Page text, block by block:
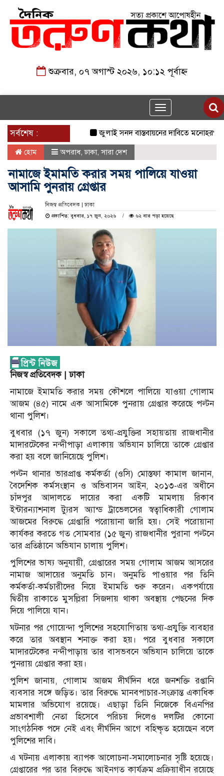
শুক্রবার, ০৭ অগাস্ট ২০২৬, ১০:১২ পূর্বাহ্ন
Toggle
navigation
সর্বশেষ :
জুলাই সনদ বাস্তবায়নের দাবিতে মনোহরগঞ্জে
হোম অপরাধ,ঢাকা,সারা দেশ
নামাজে ইমামতি করার সময় পালিয়ে যাওয়া
আসামি পুনরায় গ্রেপ্তার
নিজস্ব প্রতিবেদক | ঢাকা
প্রকাশিত: বুধবার, ১৭ জুন, ২০২৬
৬২ বার পড়া হয়েছে
নিজস্ব প্রতিবেদক | ঢাকা
নামাজে ইমামতি করার সময় কৌশলে পালিয়ে যাওয়া গোলাম
আজম (৪৫) নামে এক আসামিকে পুনরায় গ্রেপ্তার করেছে পল্টন
থানা পুলিশ।
বুধবার (১৭ জুন) সকালে তথ্য-প্রযুক্তির সহায়তায় রাজধানীর
মাদারটেকের নন্দীপাড়া এলাকায় অভিযান চালিয়ে তাকে গ্রেপ্তার
করা হয় বলে জানিয়েছে পুলিশ।
পল্টন থানার ভারপ্রাপ্ত কর্মকর্তা (ওসি) মোস্তফা কামাল জানান,
বৈদেশিক কর্মসংস্থান ও অভিবাসন আইন, ২০১৩-এর অধীনে
চাঁদপুর আদালতে দায়ের করা একটি মামলায় রিকাব
ইন্টারন্যাশনাল ট্যুরস অ্যান্ড ট্রাভেলসের স্বত্বাধিকারী গোলাম
আজমের বিরুদ্ধে গ্রেপ্তারি পরোয়ানা জারি হয়। সেই পরোয়ানা
কার্যকর করতে গত সোমবার (১৫ জুন) রাজধানীর পুরানা পল্টনে
তার প্রতিষ্ঠানে অভিযান চালায় পুলিশ।
পুলিশের ভাষ্য অনুযায়ী, গ্রেপ্তারের সময় গোলাম আজম আসরের
নামাজ আদায়ের অনুমতি চান। অনুমতি পাওয়ার পর তিনি
কর্মকর্তা-কর্মচারীদের নিয়ে ইমামতি শুরু করেন। একপর্যায়ে
দ্বিতীয় রাকাতে মুসল্লিরা সিজদায় থাকা অবস্থায় পেছনের দিক
দিয়ে পালিয়ে যান।
ঘটনার পর গোয়েন্দা পুলিশের সহযোগিতায় তথ্য-প্রযুক্তি ব্যবহার
করে তার অবস্থান শনাক্ত করা হয়। পরে বুধবার সকালে
মাদারটেকের নন্দীপাড়ায় তার বাসভবনে অভিযান চালিয়ে তাকে
পুনরায় গ্রেপ্তার করা হয়।
পুলিশ জানায়, গোলাম আজম দীর্ঘদিন ধরে জনশক্তি রপ্তানি
ব্যবসার সঙ্গে জড়িত। তার বিরুদ্ধে মানবপাচার-সংক্রান্ত একাধিক
মামলার অভিযোগ রয়েছে। এছাড়া তিনি নিজেকে বিএনপির
প্রভাবশালী নেতা হিসেবে পরিচয় দিলেও দলটির কোনো
সাংগঠনিক পদে নেই এবং দীর্ঘদিন আগে বহিষ্কৃত হয়েছেন বলে
পুলিশের দাবি।
এ ঘটনায় এলাকায় ব্যাপক আলোচনা-সমালোচনার সৃষ্টি হয়েছে।
গ্রেপ্তারের পর তার বিরুদ্ধে আইনগত কার্যক্রম প্রক্রিয়াধীন রয়েছে